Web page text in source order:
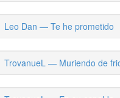
Leo Dan — Te he prometido
TrovanueL — Muriendo de